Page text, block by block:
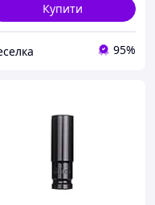
Купити
95%